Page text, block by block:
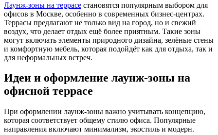
Лаунж-зоны на террасе становятся популярным выбором для
офисов в Москве, особенно в современных бизнес-центрах.
Террасы предлагают не только вид на город, но и свежий
воздух, что делает отдых ещё более приятным. Такие зоны
могут включать элементы природного дизайна, зелёные стены
и комфортную мебель, которая подойдёт как для отдыха, так и
для неформальных встреч.
Идеи и оформление лаунж-зоны на
офисной террасе
При оформлении лаунж-зоны важно учитывать концепцию,
которая соответствует общему стилю офиса. Популярные
направления включают минимализм, экостиль и модерн.